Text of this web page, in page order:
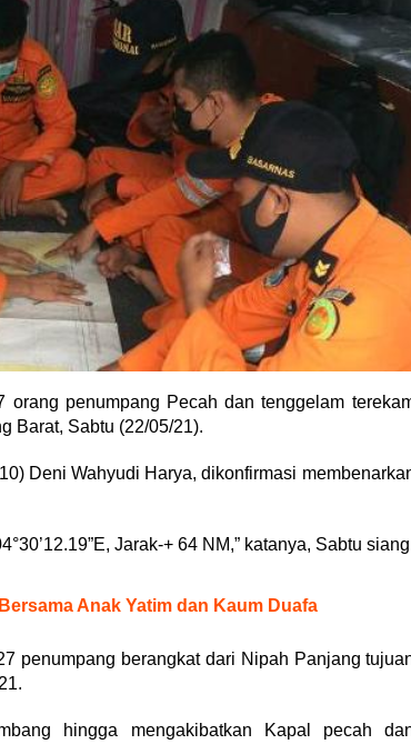
penumpang Pecah dan tenggelam
Barat, Sabtu (22/05/21).
Deni Wahyudi Harya, dikonfirmasi
Jarak-+ 64 NM,” katanya, Sabtu
Anak Yatim dan Kaum Duafa
penumpang berangkat dari Nipah Panjang
hingga mengakibatkan Kapal pecah